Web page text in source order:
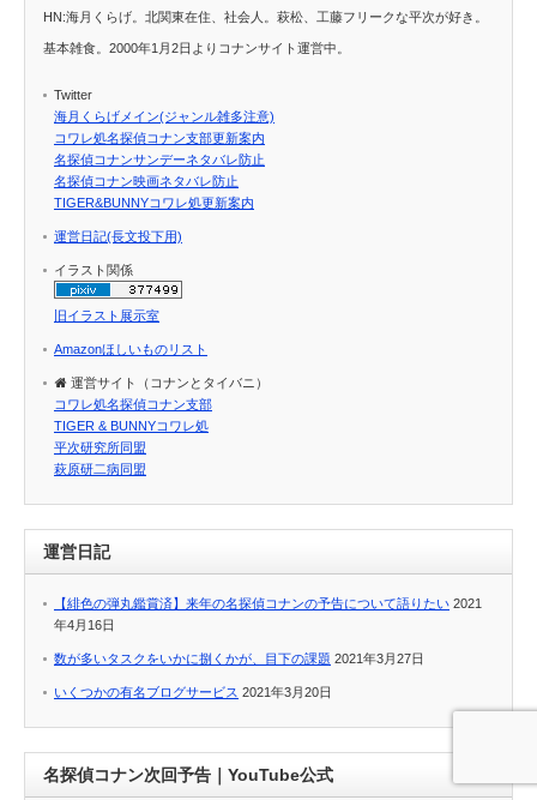
HN:海月くらげ。北関東在住、社会人。萩松、工藤フリークな平次が好き。
基本雑食。2000年1月2日よりコナンサイト運営中。
Twitter
海月くらげメイン(ジャンル雑多注意)
コワレ処名探偵コナン支部更新案内
名探偵コナンサンデーネタバレ防止
名探偵コナン映画ネタバレ防止
TIGER&BUNNYコワレ処更新案内
運営日記(長文投下用)
イラスト関係
旧イラスト展示室
Amazonほしいものリスト
運営サイト（コナンとタイバニ）
コワレ処名探偵コナン支部
TIGER & BUNNYコワレ処
平次研究所同盟
萩原研二病同盟
運営日記
【緋色の弾丸鑑賞済】来年の名探偵コナンの予告について語りたい 2021
年4月16日
数が多いタスクをいかに捌くかが、目下の課題 2021年3月27日
いくつかの有名ブログサービス 2021年3月20日
名探偵コナン次回予告｜YouTube公式